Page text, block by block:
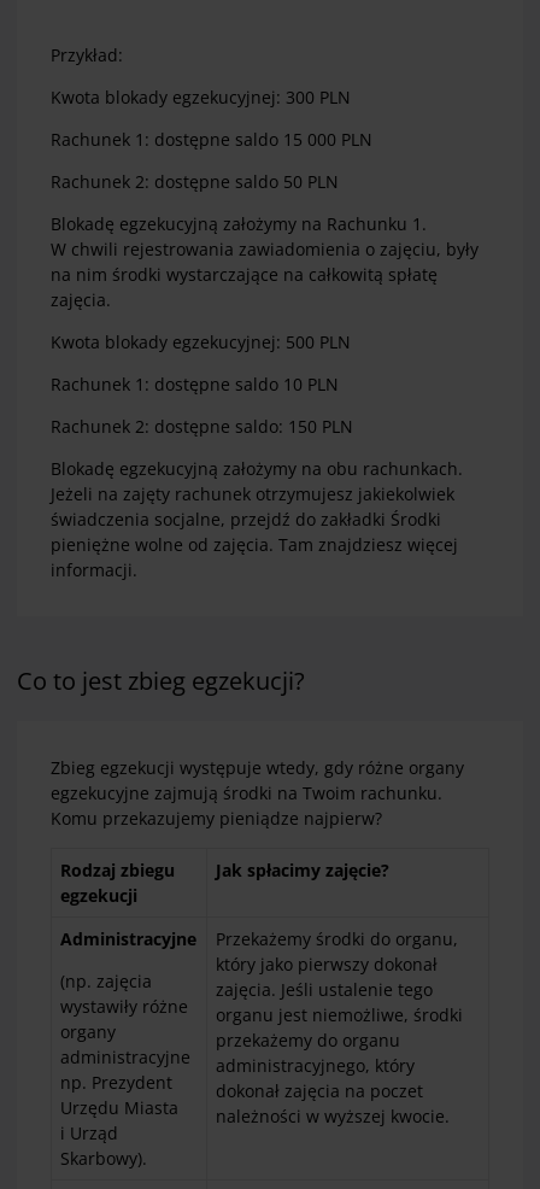
Przykład:
Kwota blokady egzekucyjnej: 300 PLN
Rachunek 1: dostępne saldo 15 000 PLN
Rachunek 2: dostępne saldo 50 PLN
Blokadę egzekucyjną założymy na Rachunku 1.
W chwili rejestrowania zawiadomienia o zajęciu, były
na nim środki wystarczające na całkowitą spłatę
zajęcia.
Kwota blokady egzekucyjnej: 500 PLN
Rachunek 1: dostępne saldo 10 PLN
Rachunek 2: dostępne saldo: 150 PLN
Blokadę egzekucyjną założymy na obu rachunkach.
Jeżeli na zajęty rachunek otrzymujesz jakiekolwiek
świadczenia socjalne, przejdź do zakładki Środki
pieniężne wolne od zajęcia. Tam znajdziesz więcej
informacji.
Co to jest zbieg egzekucji?
Zbieg egzekucji występuje wtedy, gdy różne organy
egzekucyjne zajmują środki na Twoim rachunku.
Komu przekazujemy pieniądze najpierw?
Rodzaj zbiegu
egzekucji
Jak spłacimy zajęcie?
Administracyjne
(np. zajęcia
wystawiły różne
organy
administracyjne
np. Prezydent
Urzędu Miasta
i Urząd
Skarbowy).
Przekażemy środki do organu,
który jako pierwszy dokonał
zajęcia. Jeśli ustalenie tego
organu jest niemożliwe, środki
przekażemy do organu
administracyjnego, który
dokonał zajęcia na poczet
należności w wyższej kwocie.